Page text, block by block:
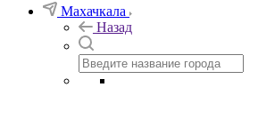
Махачкала
Назад